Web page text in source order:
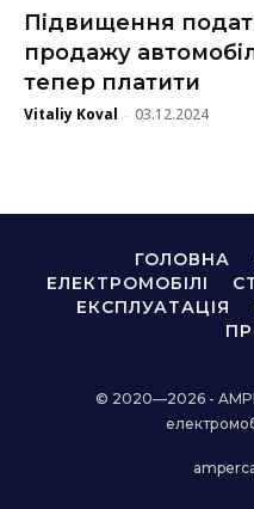
Підвищення
продажу
тепер платити
Vitaliy Koval - 03.12.2024
ГОЛОВНА
ЕЛЕКТРОМОБІЛІ
ЕКСПЛУАТАЦІЯ
© 2020—2026 -